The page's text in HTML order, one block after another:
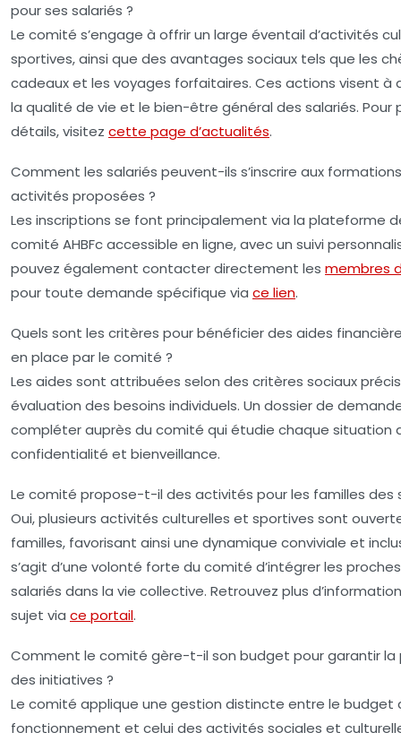
pour ses salariés ?
Le comité s’engage à offrir un large éventail d’activités
sportives, ainsi que des avantages sociaux tels que les
cadeaux et les voyages forfaitaires. Ces actions visent à
la qualité de vie et le bien-être général des salariés. Pour
détails, visitez cette page d’actualités.
Comment les salariés peuvent-ils s’inscrire aux
activités proposées ?
Les inscriptions se font principalement via la plateforme
comité AHBFc accessible en ligne, avec un suivi
pouvez également contacter directement les membres
pour toute demande spécifique via ce lien.
Quels sont les critères pour bénéficier des aides
en place par le comité ?
Les aides sont attribuées selon des critères sociaux
évaluation des besoins individuels. Un dossier de
compléter auprès du comité qui étudie chaque situation
confidentialité et bienveillance.
Le comité propose-t-il des activités pour les familles des
Oui, plusieurs activités culturelles et sportives sont
familles, favorisant ainsi une dynamique conviviale et
s’agit d’une volonté forte du comité d’intégrer les
salariés dans la vie collective. Retrouvez plus
sujet via ce portail.
Comment le comité gère-t-il son budget pour garantir la
des initiatives ?
Le comité applique une gestion distincte entre le budget
fonctionnement et celui des activités sociales et